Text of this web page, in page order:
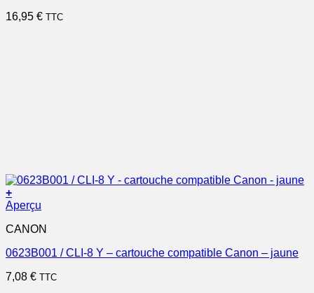
16,95 € TTC
+
Aperçu
CANON
0623B001 / CLI-8 Y – cartouche compatible Canon – jaune
7,08 € TTC